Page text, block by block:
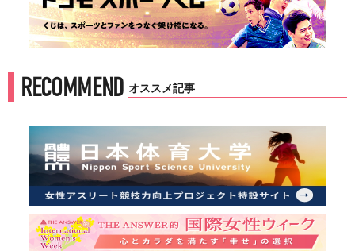
RECOMMEND オススメ記事